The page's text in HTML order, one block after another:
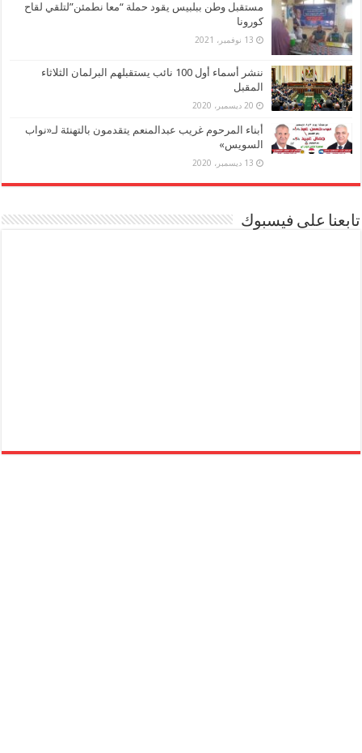
مستقبل وطن ببلبيس يقود حملة “معا نطمئن”لتلقي لقاح
كورونا
13 نوفمبر، 2021
ننشر أسماء أول 100 نائب يستقبلهم البرلمان الثلاثاء
المقبل
20 ديسمبر، 2020
أبناء المرحوم غريب عبدالمنعم يتقدمون بالتهنئة لـ«نواب
السويس»
13 ديسمبر، 2020
تابعنا على فيسبوك